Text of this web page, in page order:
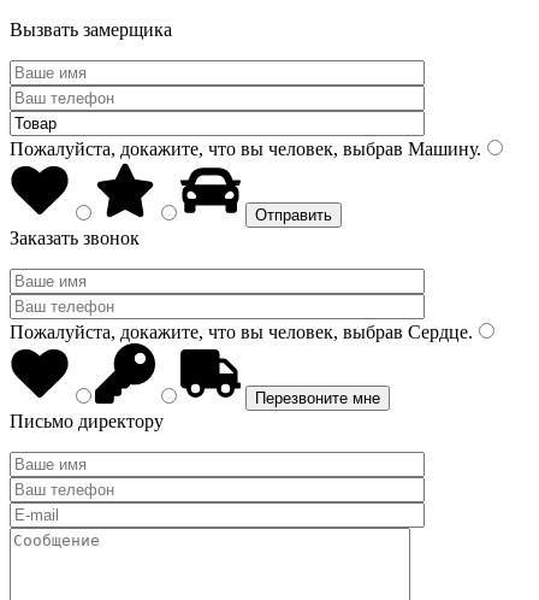
Вызвать замерщика
Пожалуйста, докажите, что вы человек, выбрав Машину.
Заказать звонок
Пожалуйста, докажите, что вы человек, выбрав Сердце.
Письмо директору